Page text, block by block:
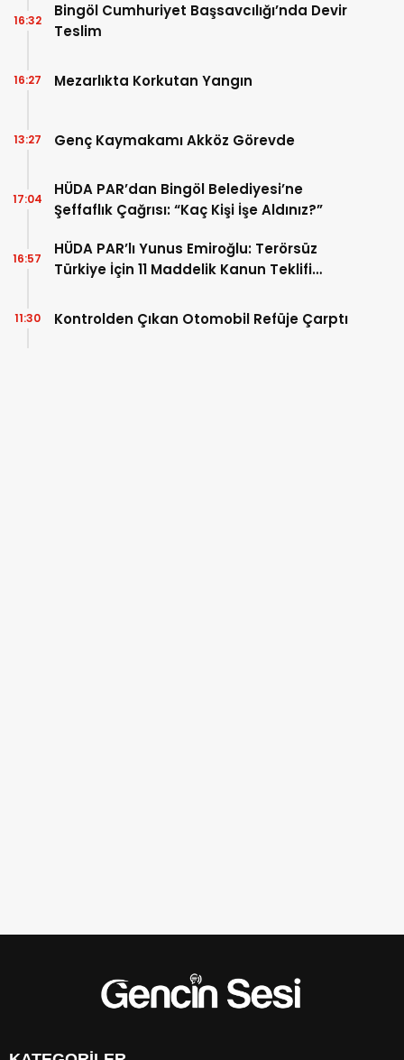
Bingöl Cumhuriyet Başsavcılığı’nda Devir
Teslim
16:32
Mezarlıkta Korkutan Yangın
16:27
Genç Kaymakamı Akköz Görevde
13:27
HÜDA PAR’dan Bingöl Belediyesi’ne
Şeffaflık Çağrısı: “Kaç Kişi İşe Aldınız?”
17:04
HÜDA PAR’lı Yunus Emiroğlu: Terörsüz
Türkiye İçin 11 Maddelik Kanun Teklifi
16:57
Kontrolden Çıkan Otomobil Refüje Çarptı
11:30